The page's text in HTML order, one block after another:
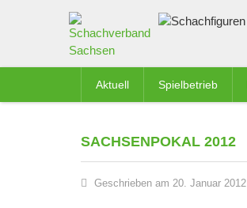
Aktuell Spielbetrieb
SACHSENPOKAL 2012
Geschrieben am 20. Januar 2012